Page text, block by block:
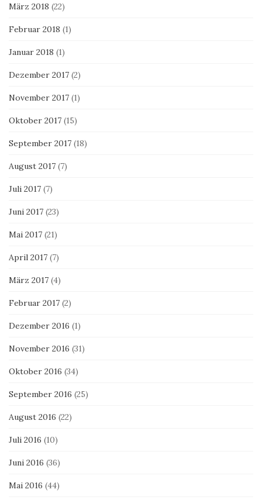
März 2018 (22)
Februar 2018 (1)
Januar 2018 (1)
Dezember 2017 (2)
November 2017 (1)
Oktober 2017 (15)
September 2017 (18)
August 2017 (7)
Juli 2017 (7)
Juni 2017 (23)
Mai 2017 (21)
April 2017 (7)
März 2017 (4)
Februar 2017 (2)
Dezember 2016 (1)
November 2016 (31)
Oktober 2016 (34)
September 2016 (25)
August 2016 (22)
Juli 2016 (10)
Juni 2016 (36)
Mai 2016 (44)